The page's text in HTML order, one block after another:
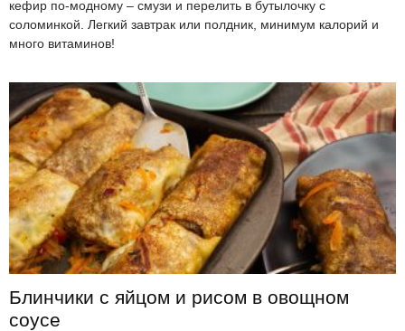
кефир по-модному – смузи и перелить в бутылочку с
соломинкой. Легкий завтрак или полдник, минимум калорий и
много витаминов!
Блинчики с яйцом и рисом в овощном
соусе